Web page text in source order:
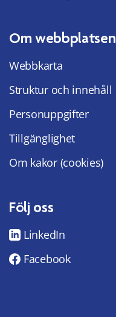
Om webbplatsen
Webbkarta
Struktur och innehåll
Personuppgifter
Tillgänglighet
Om kakor (cookies)
Följ oss
LinkedIn
Facebook